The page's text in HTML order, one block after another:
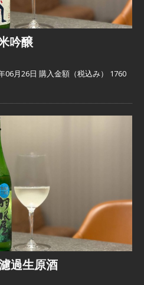
吟醸
06月26日 購入金額（税込み） 1760
過生原酒